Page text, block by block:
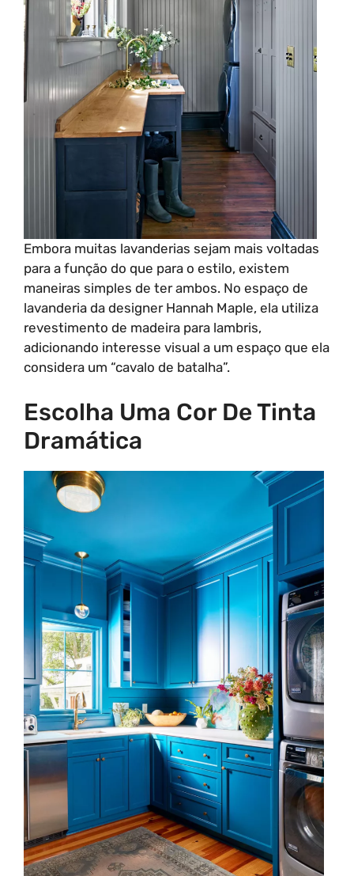
Embora muitas lavanderias sejam mais voltadas
para a função do que para o estilo, existem
maneiras simples de ter ambos. No espaço de
lavanderia da designer Hannah Maple, ela utiliza
revestimento de madeira para lambris,
adicionando interesse visual a um espaço que ela
considera um “cavalo de batalha”.
Escolha Uma Cor De Tinta
Dramática